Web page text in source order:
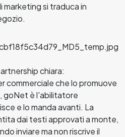
marketing si traduca in
chiara:
commerciale che lo promuove
goNet è l'abilitatore
e lo manda avanti. La
dai testi approvati a monte,
inviare ma non riscrive il